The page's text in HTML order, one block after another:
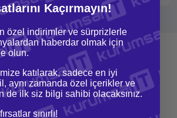
İade ve Değişim
Kolay iade ve değişim imkanı
Kaçırmayın!
özel indirimler ve sürprizlerle
haberdar olmak için
olun.
katılarak, sadece en iyi
aynı zamanda özel içerikler ve
de ilk siz bilgi sahibi olacaksınız.
sınırlı!